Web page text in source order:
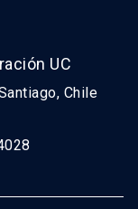
UC
Chile